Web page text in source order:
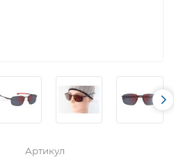
Артикул